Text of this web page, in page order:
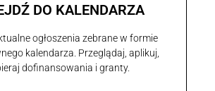
DO KALENDARZA
ogłoszenia zebrane w formie
kalendarza. Przeglądaj, aplikuj,
dofinansowania i granty.